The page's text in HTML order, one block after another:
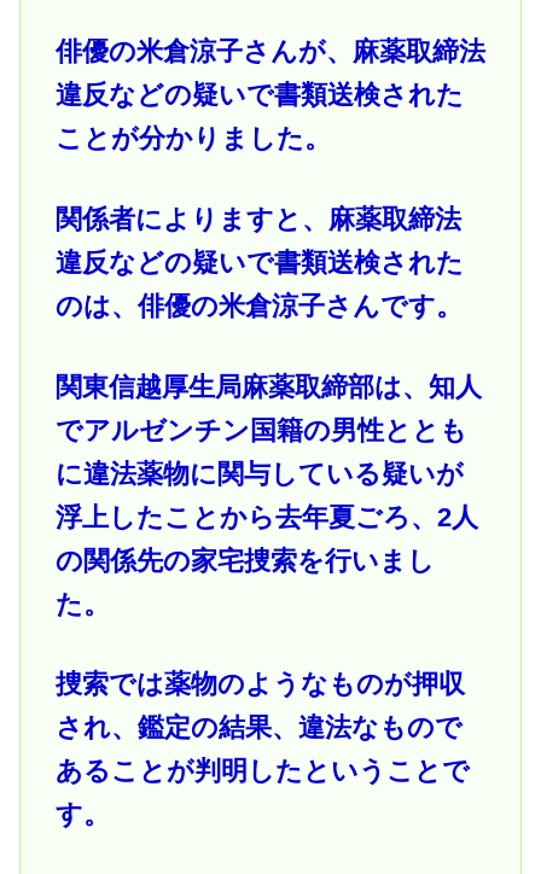
俳優の米倉涼子さんが、麻薬取締法
違反などの疑いで書類送検された
ことが分かりました。
関係者によりますと、麻薬取締法
違反などの疑いで書類送検された
のは、俳優の米倉涼子さんです。
関東信越厚生局麻薬取締部は、知人
でアルゼンチン国籍の男性ととも
に違法薬物に関与している疑いが
浮上したことから去年夏ごろ、2人
の関係先の家宅捜索を行いまし
た。
捜索では薬物のようなものが押収
され、鑑定の結果、違法なもので
あることが判明したということで
す。